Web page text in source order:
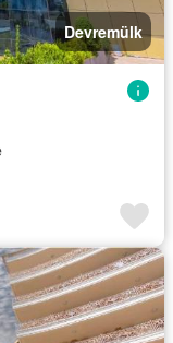
Devremülk